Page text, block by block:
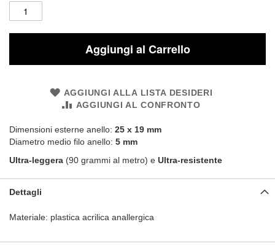
Aggiungi al Carrello
AGGIUNGI ALLA LISTA DESIDERI
AGGIUNGI AL CONFRONTO
Dimensioni esterne anello: 25 x 19 mm
Diametro medio filo anello: 5 mm
Ultra-leggera (90 grammi al metro) e Ultra-resistente
Dettagli
Materiale: plastica acrilica anallergica